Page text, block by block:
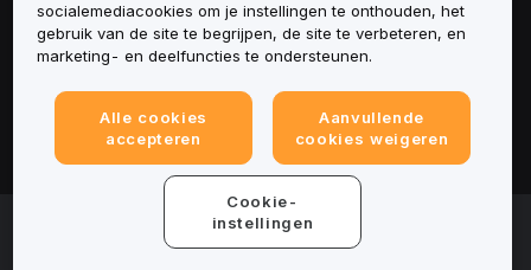
Ondersteuning
Juridisch
© 2025-2026 Bybit.eu. All rights reserved.
socialemediacookies om je instellingen te onthouden, het
gebruik van de site te begrijpen, de site te verbeteren, en
marketing- en deelfuncties te ondersteunen.
Alle cookies
accepteren
Aanvullende
cookies weigeren
Cookie-
instellingen